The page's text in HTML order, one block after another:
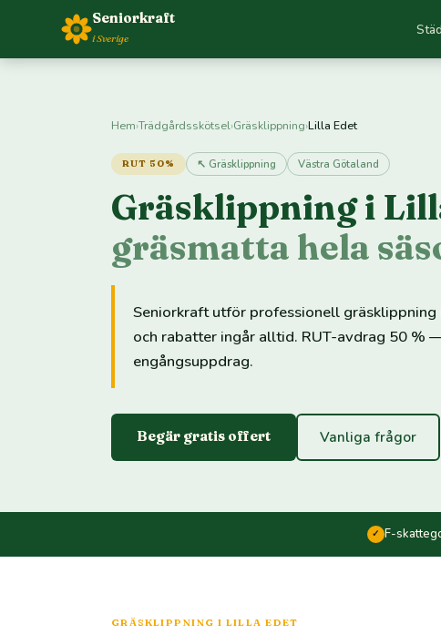
Seniorkraft
i Sverige Städ
Hem›Trädgårdsskötsel›Gräsklippning›Lilla Edet
RUT 50% ↖ Gräsklippning Västra Götaland
Gräsklippning i
gräsmatta hela
Seniorkraft utför professionell
och rabatter ingår alltid. RUT-avdrag 50 %
engångsuppdrag.
Begär gratis offert Vanliga frågor
✓ F-
GRÄSKLIPPNING I LILLA EDET